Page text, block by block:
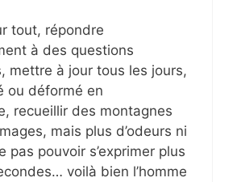
tout, répondre
à des questions
mettre à jour tous les jours,
ou déformé en
recueillir des montagnes
mais plus d’odeurs ni
pas pouvoir s’exprimer plus
voilà bien l’homme